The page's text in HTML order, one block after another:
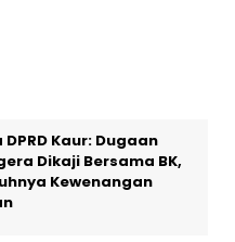
Kaur: Dugaan
Dikaji Bersama BK,
Kewenangan